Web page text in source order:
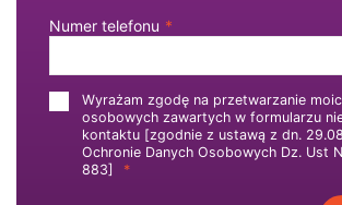
Numer telefonu *
Wyrażam zgodę na przetwarzanie
osobowych zawartych w formularzu
kontaktu [zgodnie z ustawą z dn.
Ochronie Danych Osobowych Dz. Ust
883]
*